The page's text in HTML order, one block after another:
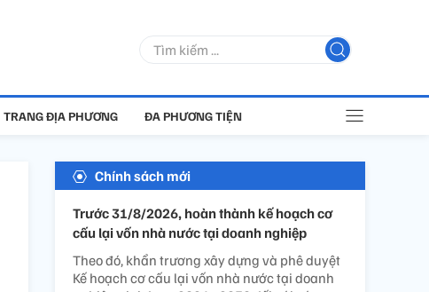
TRANG ĐỊA PHƯƠNG ĐA PHƯƠNG TIỆN
Chính sách mới
Trước 31/8/2026, hoàn thành kế hoạch cơ
cấu lại vốn nhà nước tại doanh nghiệp
Theo đó, khẩn trương xây dựng và phê duyệt
Kế hoạch cơ cấu lại vốn nhà nước tại doanh